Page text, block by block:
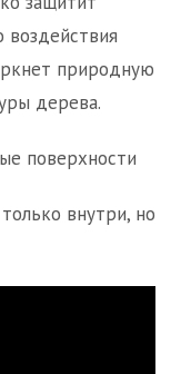
воздействия
природную
дерева.
поверхности
внутри, но